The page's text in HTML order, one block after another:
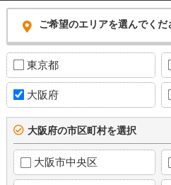
ご希望のエリアを選んでくだ
東京都
大阪府
大阪府の市区町村を選択
大阪市中央区